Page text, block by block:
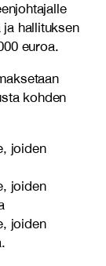
hallituksen
euroa.
kohden
joiden
joiden
joiden